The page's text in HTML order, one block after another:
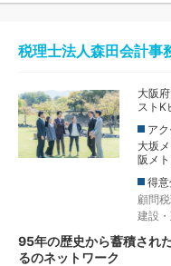
税理士法人森田会計事
大阪
ストK
ア
大坂
阪メ
得
顧問
建設
95年の歴史から蓄積され
るのネットワーク